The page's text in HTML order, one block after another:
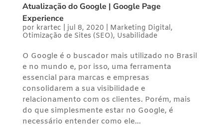
Atualização do Google | Google Page
Experience
por krartec |jul 8, 2020 Marketing Digital,
Otimização de Sites (SEO), Usabilidade
O Google é o buscador mais utilizado no Brasil
e no mundo e, por isso, uma ferramenta
essencial para marcas e empresas
consolidarem a sua visibilidade e
relacionamento com os clientes. Porém, mais
do que simplesmente estar no Google, é
necessário entender como ele...